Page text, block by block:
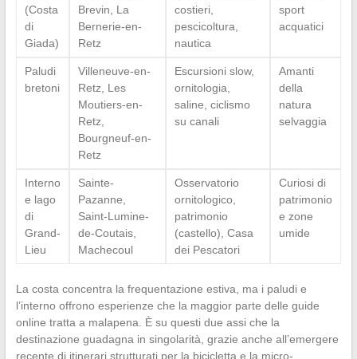
(Costa
di
Giada)
Brevin, La
Bernerie-en-
Retz
costieri,
pescicoltura,
nautica
sport
acquatici
Paludi
bretoni
Villeneuve-en-
Retz, Les
Moutiers-en-
Retz,
Bourgneuf-en-
Retz
Escursioni slow,
ornitologia,
saline, ciclismo
su canali
Amanti
della
natura
selvaggia
Interno
e lago
di
Grand-
Lieu
Sainte-
Pazanne,
Saint-Lumine-
de-Coutais,
Machecoul
Osservatorio
ornitologico,
patrimonio
(castello), Casa
dei Pescatori
Curiosi di
patrimonio
e zone
umide
La costa concentra la frequentazione estiva, ma i paludi e
l’interno offrono esperienze che la maggior parte delle guide
online tratta a malapena. È su questi due assi che la
destinazione guadagna in singolarità, grazie anche all’emergere
recente di itinerari strutturati per la bicicletta e la micro-